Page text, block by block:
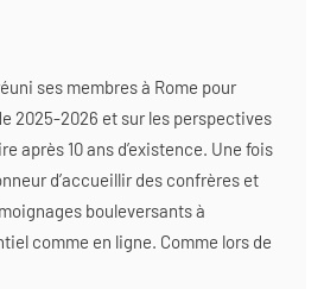
ses membres à Rome pour
2025-2026 et sur les perspectives
après 10 ans d’existence. Une fois
d’accueillir des confrères et
bouleversants à
comme en ligne. Comme lors de